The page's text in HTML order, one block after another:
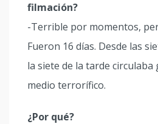
filmación?
-Terrible por momentos,
Fueron 16 días. Desde las
la siete de la tarde circulaba
medio terrorífico.
¿Por qué?